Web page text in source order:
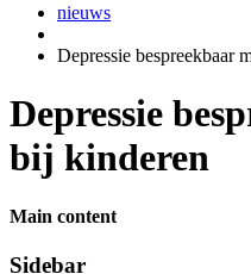
nieuws
Depressie bespreekbaar
Depressie
bij kinderen
Main content
Sidebar